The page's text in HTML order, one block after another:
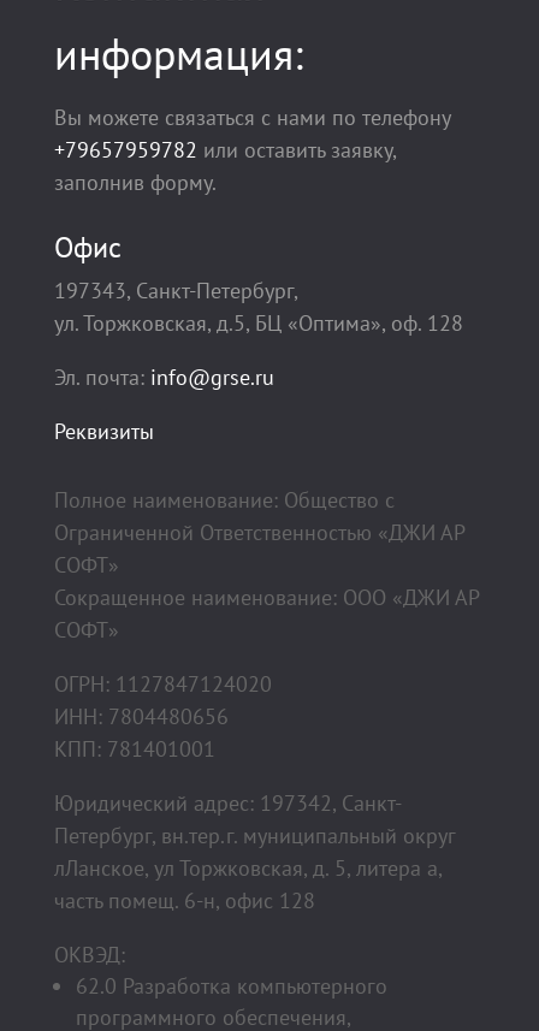
информация:
Вы можете связаться с нами по телефону
+79657959782 или оставить заявку,
заполнив форму.
Офис
197343, Санкт-Петербург,
ул. Торжковская, д.5, БЦ «Оптима», оф. 128
Эл. почта: info@grse.ru
Реквизиты
Полное наименование: Общество с
Ограниченной Ответственностью «ДЖИ АР
СОФТ»
Сокращенное наименование: ООО «ДЖИ АР
СОФТ»
ОГРН: 1127847124020
ИНН: 7804480656
КПП: 781401001
Юридический адрес: 197342, Санкт-
Петербург, вн.тер.г. муниципальный округ
лЛанское, ул Торжковская, д. 5, литера а,
часть помещ. 6-н, офис 128
ОКВЭД:
62.0 Разработка компьютерного
программного обеспечения,